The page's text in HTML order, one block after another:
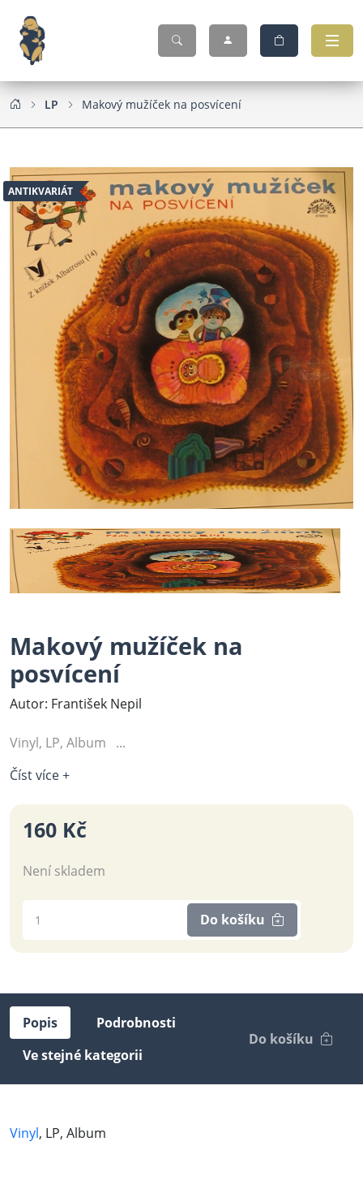
LP Makový mužíček na posvícení
ANTIKVARIÁT
Makový mužíček na
posvícení
Autor: František Nepil
Vinyl, LP, Album ...
Číst více +
160 Kč
Není skladem
Do košíku
Popis
Podrobnosti
Ve stejné kategorii
Do košíku
Vinyl, LP, Album